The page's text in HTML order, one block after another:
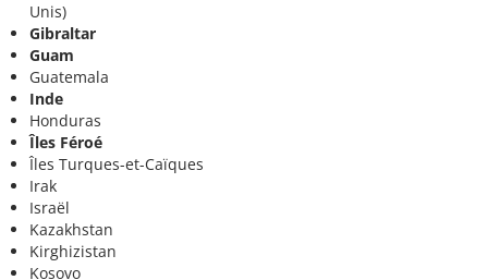
Unis)
Gibraltar
Guam
Guatemala
Inde
Honduras
Îles Féroé
Îles Turques-et-Caïques
Irak
Israël
Kazakhstan
Kirghizistan
Kosovo